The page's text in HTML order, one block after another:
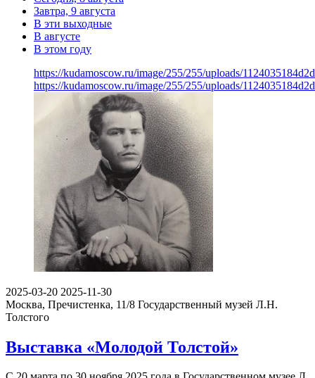
Завтра, 9 августа
В эти выходные
В августе
В этом году
https://kudamoscow.ru/image/255/255/uploads/
https://kudamoscow.ru/image/255/255/uploads/
2025-03-20 2025-11-30
Москва, Пречистенка, 11/8 Государственный музей Л.Н.
Толстого
Выставка «Молодой Толстой»